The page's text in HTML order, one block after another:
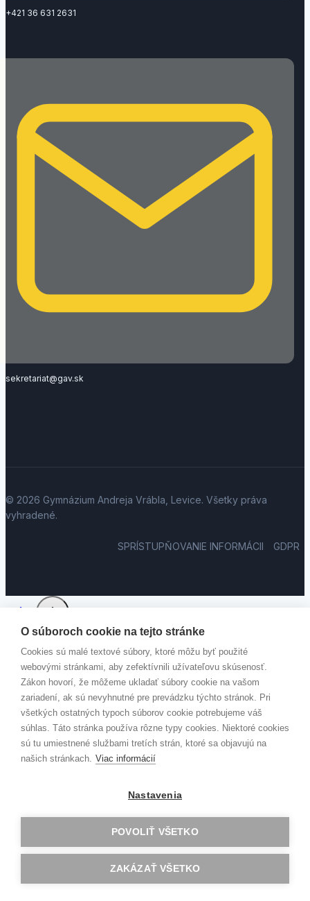
+421 36 631 2631
sekretariat@gav.sk
© 2026 Gymnázium Andreja Vrábla, Levice. Všetky práva
vyhradené.
SPRÍSTUPŇOVANIE INFORMÁCII GDPR
PRIJÍMACIE SKÚŠKY
2% Z DANÍ
DOMOV
AKTUALITY
Toggle
child
menu
JÚL
JÚN
FEBRUÁR
DECEMBER
NOVEMBER
O súboroch cookie na tejto stránke
Cookies sú malé textové súbory, ktoré môžu byť použité
webovými stránkami, aby zefektívnili užívateľovu skúsenosť.
Zákon hovorí, že môžeme ukladať súbory cookie na vašom
zariadení, ak sú nevyhnutné pre prevádzku týchto stránok. Pri
všetkých ostatných typoch súborov cookie potrebujeme váš
súhlas. Táto stránka používa rôzne typy cookies. Niektoré cookies
sú tu umiestnené službami tretích strán, ktoré sa objavujú na
našich stránkach. Viac informácií
Nastavenia
POVOLIŤ VŠETKO
ZAKÁZAŤ VŠETKO